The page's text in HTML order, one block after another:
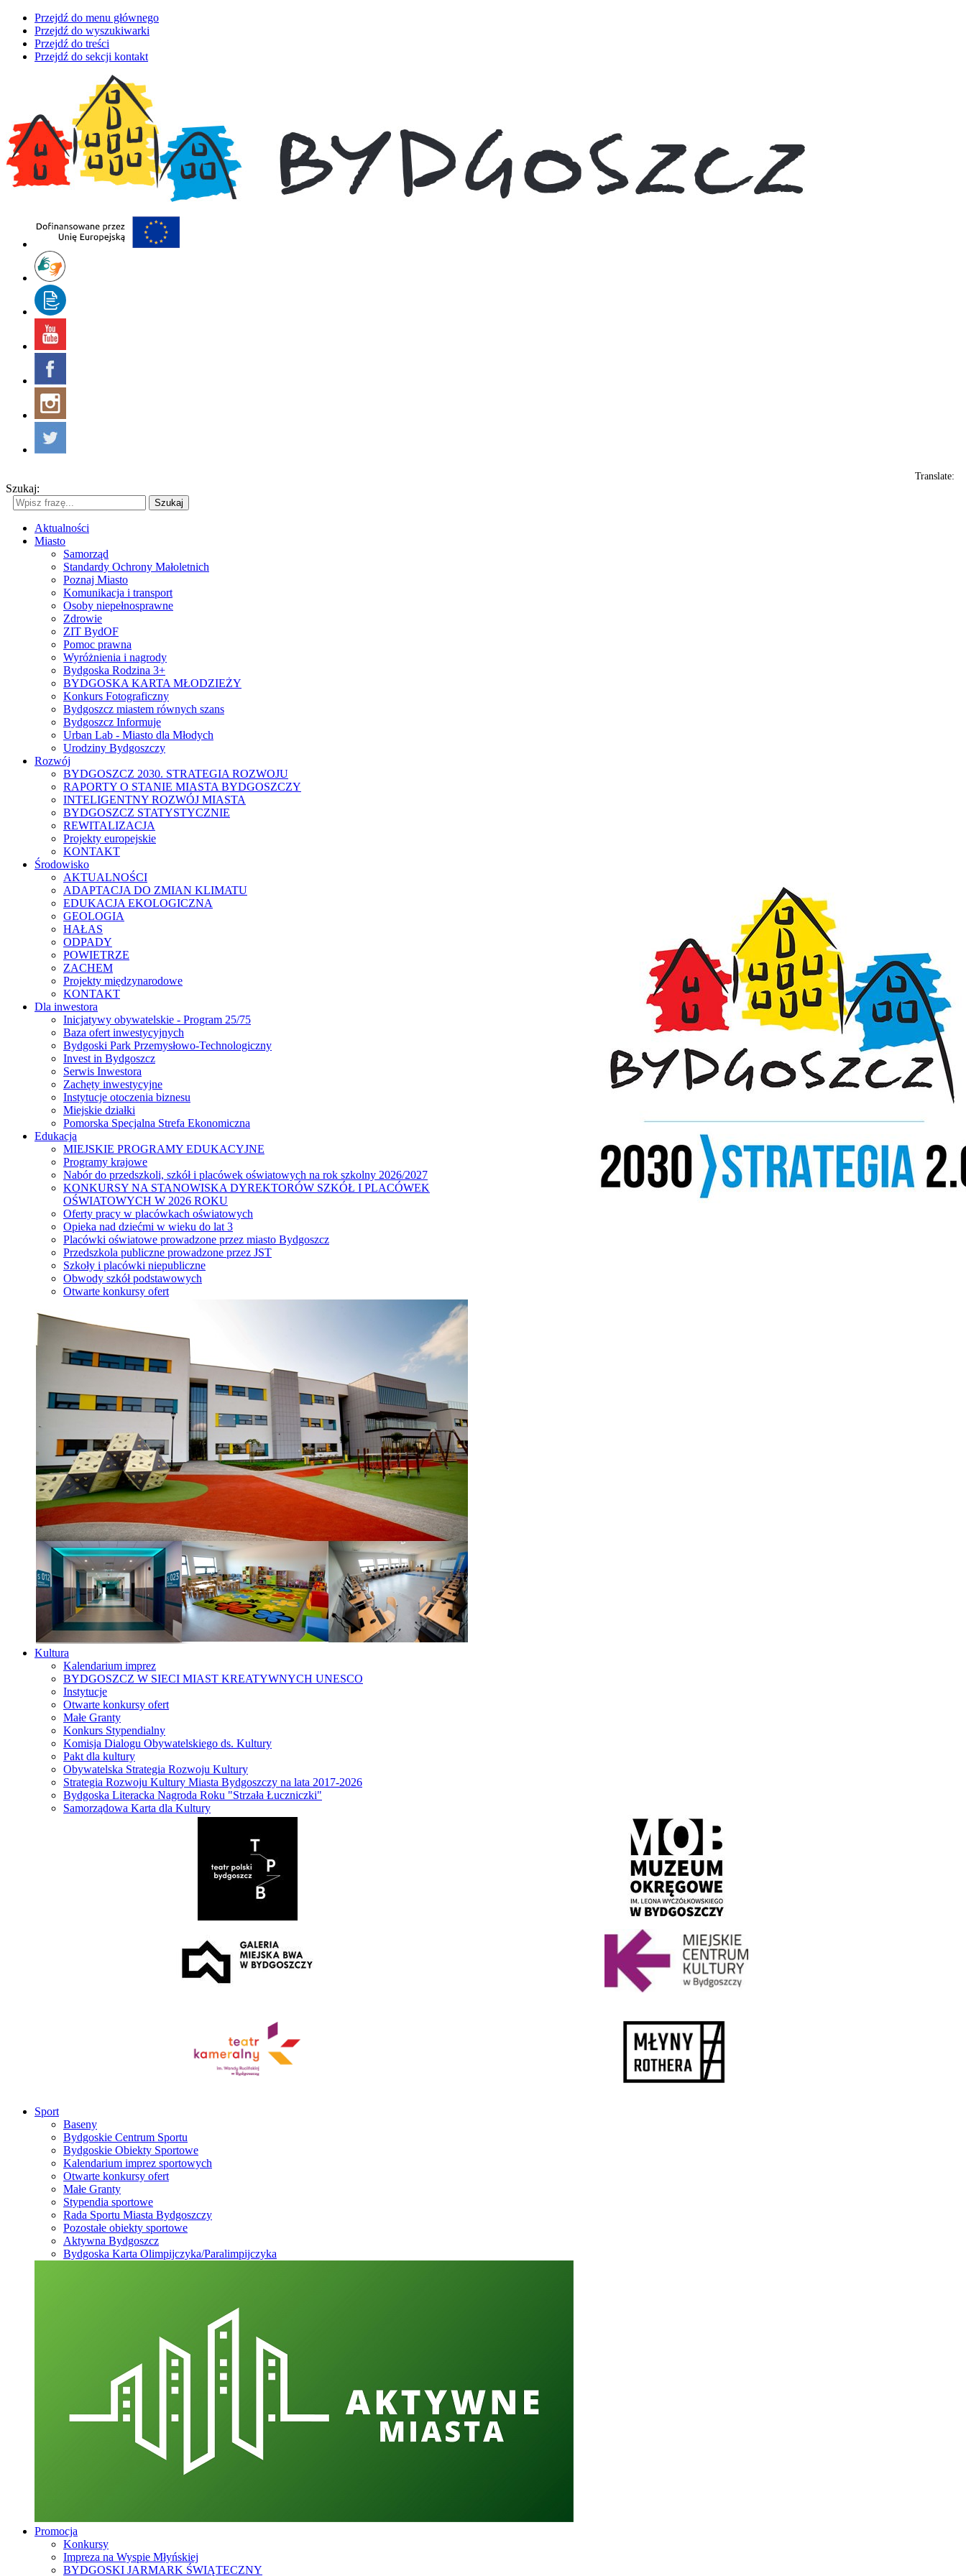
Przejdź do menu głównego
Przejdź do wyszukiwarki
Przejdź do treści
Przejdź do sekcji kontakt
Translate:
Szukaj:
Szukaj
Aktualności
Miasto
Samorząd
Standardy Ochrony Małoletnich
Poznaj Miasto
Komunikacja i transport
Osoby niepełnosprawne
Zdrowie
ZIT BydOF
Pomoc prawna
Wyróżnienia i nagrody
Bydgoska Rodzina 3+
BYDGOSKA KARTA MŁODZIEŻY
Konkurs Fotograficzny
Bydgoszcz miastem równych szans
Bydgoszcz Informuje
Urban Lab - Miasto dla Młodych
Urodziny Bydgoszczy
Rozwój
BYDGOSZCZ 2030. STRATEGIA ROZWOJU
RAPORTY O STANIE MIASTA BYDGOSZCZY
INTELIGENTNY ROZWÓJ MIASTA
BYDGOSZCZ STATYSTYCZNIE
REWITALIZACJA
Projekty europejskie
KONTAKT
Środowisko
AKTUALNOŚCI
ADAPTACJA DO ZMIAN KLIMATU
EDUKACJA EKOLOGICZNA
GEOLOGIA
HAŁAS
ODPADY
POWIETRZE
ZACHEM
Projekty międzynarodowe
KONTAKT
Dla inwestora
Inicjatywy obywatelskie - Program 25/75
Baza ofert inwestycyjnych
Bydgoski Park Przemysłowo-Technologiczny
Invest in Bydgoszcz
Serwis Inwestora
Zachęty inwestycyjne
Instytucje otoczenia biznesu
Miejskie działki
Pomorska Specjalna Strefa Ekonomiczna
Edukacja
MIEJSKIE PROGRAMY EDUKACYJNE
Programy krajowe
Nabór do przedszkoli, szkół i placówek oświatowych na rok szkolny 2026/2027
KONKURSY NA STANOWISKA DYREKTORÓW SZKÓŁ I PLACÓWEK
OŚWIATOWYCH W 2026 ROKU
Oferty pracy w placówkach oświatowych
Opieka nad dziećmi w wieku do lat 3
Placówki oświatowe prowadzone przez miasto Bydgoszcz
Przedszkola publiczne prowadzone przez JST
Szkoły i placówki niepubliczne
Obwody szkół podstawowych
Otwarte konkursy ofert
Kultura
Kalendarium imprez
BYDGOSZCZ W SIECI MIAST KREATYWNYCH UNESCO
Instytucje
Otwarte konkursy ofert
Małe Granty
Konkurs Stypendialny
Komisja Dialogu Obywatelskiego ds. Kultury
Pakt dla kultury
Obywatelska Strategia Rozwoju Kultury
Strategia Rozwoju Kultury Miasta Bydgoszczy na lata 2017-2026
Bydgoska Literacka Nagroda Roku "Strzała Łuczniczki"
Samorządowa Karta dla Kultury
Sport
Baseny
Bydgoskie Centrum Sportu
Bydgoskie Obiekty Sportowe
Kalendarium imprez sportowych
Otwarte konkursy ofert
Małe Granty
Stypendia sportowe
Rada Sportu Miasta Bydgoszczy
Pozostałe obiekty sportowe
Aktywna Bydgoszcz
Bydgoska Karta Olimpijczyka/Paralimpijczyka
Promocja
Konkursy
Impreza na Wyspie Młyńskiej
BYDGOSKI JARMARK ŚWIĄTECZNY